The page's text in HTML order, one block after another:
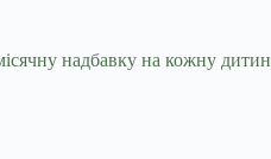
надбавку на кожну